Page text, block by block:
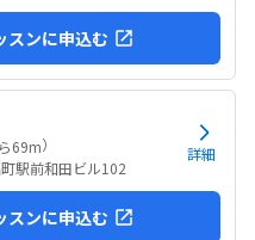
スンに申込む
69m）
駅前和田ビル102
詳細
スンに申込む